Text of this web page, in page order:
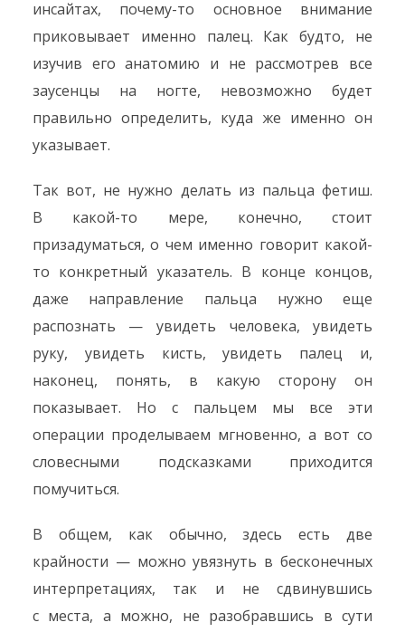
инсайтах, почему-то основное внимание
приковывает именно палец. Как будто, не
изучив его анатомию и не рассмотрев все
заусенцы на ногте, невозможно будет
правильно определить, куда же именно он
указывает.
Так вот, не нужно делать из пальца фетиш.
В какой-то мере, конечно, стоит
призадуматься, о чем именно говорит какой-
то конкретный указатель. В конце концов,
даже направление пальца нужно еще
распознать — увидеть человека, увидеть
руку, увидеть кисть, увидеть палец и,
наконец, понять, в какую сторону он
показывает. Но с пальцем мы все эти
операции проделываем мгновенно, а вот со
словесными подсказками приходится
помучиться.
В общем, как обычно, здесь есть две
крайности — можно увязнуть в бесконечных
интерпретациях, так и не сдвинувшись
с места, а можно, не разобравшись в сути